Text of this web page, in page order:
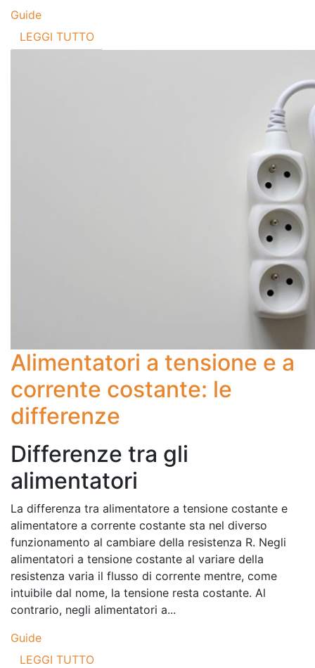
Guide
LEGGI TUTTO
Alimentatori a tensione e a
corrente costante: le
differenze
Differenze tra gli
alimentatori
La differenza tra alimentatore a tensione costante e
alimentatore a corrente costante sta nel diverso
funzionamento al cambiare della resistenza R. Negli
alimentatori a tensione costante al variare della
resistenza varia il flusso di corrente mentre, come
intuibile dal nome, la tensione resta costante. Al
contrario, negli alimentatori a...
Guide
LEGGI TUTTO